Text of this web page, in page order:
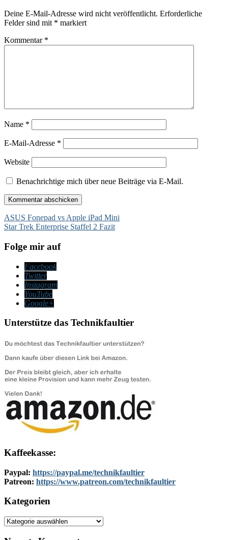
Deine E-Mail-Adresse wird nicht veröffentlicht. Erforderliche
Felder sind mit * markiert
Kommentar *
Name *
E-Mail-Adresse *
Website
Benachrichtige mich über neue Beiträge via E-Mail.
Beitragsnavigation
ASUS Fonepad vs Apple iPad Mini
Star Trek Enterprise Staffel 2 Fazit
Folge mir auf
Facebook
Twitter
Instagram
YouTube
Google+
Unterstütze das Technikfaultier
Kaffeekasse:
Paypal: https://paypal.me/technikfaultier
Patreon: https://www.patreon.com/technikfaultier
Kategorien
Kategorien